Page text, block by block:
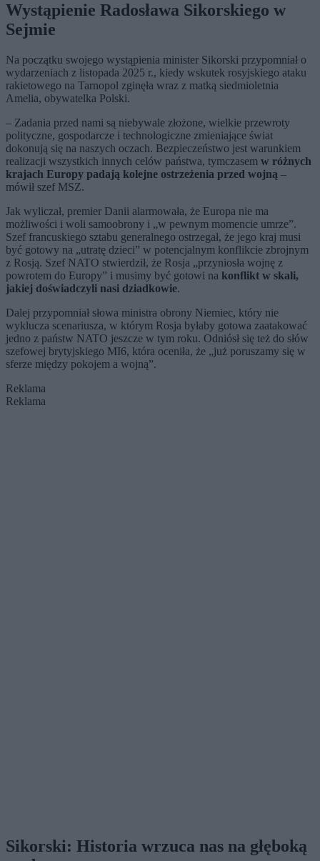
Wystąpienie Radosława Sikorskiego w
Sejmie
Na początku swojego wystąpienia minister Sikorski przypomniał o
wydarzeniach z listopada 2025 r., kiedy wskutek rosyjskiego ataku
rakietowego na Tarnopol zginęła wraz z matką siedmioletnia
Amelia, obywatelka Polski.
– Zadania przed nami są niebywale złożone, wielkie przewroty
polityczne, gospodarcze i technologiczne zmieniające świat
dokonują się na naszych oczach. Bezpieczeństwo jest warunkiem
realizacji wszystkich innych celów państwa, tymczasem w różnych
krajach Europy padają kolejne ostrzeżenia przed wojną –
mówił szef MSZ.
Jak wyliczał, premier Danii alarmowała, że Europa nie ma
możliwości i woli samoobrony i „w pewnym momencie umrze”.
Szef francuskiego sztabu generalnego ostrzegał, że jego kraj musi
być gotowy na „utratę dzieci” w potencjalnym konflikcie zbrojnym
z Rosją. Szef NATO stwierdził, że Rosja „przyniosła wojnę z
powrotem do Europy” i musimy być gotowi na konflikt w skali,
jakiej doświadczyli nasi dziadkowie.
Dalej przypomniał słowa ministra obrony Niemiec, który nie
wyklucza scenariusza, w którym Rosja byłaby gotowa zaatakować
jedno z państw NATO jeszcze w tym roku. Odniósł się też do słów
szefowej brytyjskiego MI6, która oceniła, że „już poruszamy się w
sferze między pokojem a wojną”.
Reklama
Reklama
Sikorski: Historia wrzuca nas na głęboką